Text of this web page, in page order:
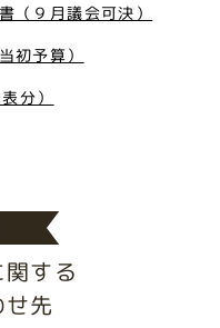
（９月議会可決）
初予算）
分）
する
先